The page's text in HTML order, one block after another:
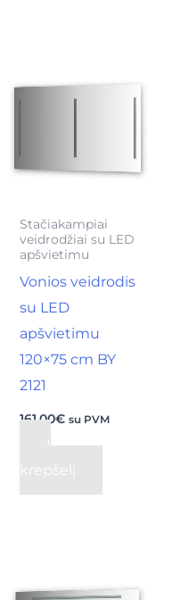
Stačiakampiai
veidrodžiai su LED
apšvietimu
Vonios veidrodis
su LED
apšvietimu
120×75 cm BY
2121
161,00€ su PVM
Į
krepšelį